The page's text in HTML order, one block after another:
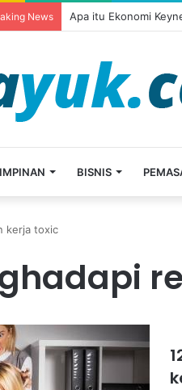
News Apa itu Ekonomi
BISNIS
kerja toxic